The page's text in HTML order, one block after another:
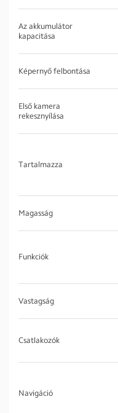
Az akkumulátor
kapacitása
Képernyő felbontása
Első kamera
rekesznyílása
Tartalmazza
Magasság
Funkciók
Vastagság
Csatlakozók
Navigáció